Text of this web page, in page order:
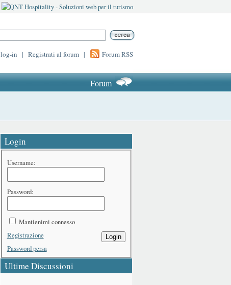
log-in | Registrati al forum | Forum RSS
Forum
Login
Username:
Password:
Mantienimi connesso
Login
Registrazione
Password persa
Ultime Discussioni